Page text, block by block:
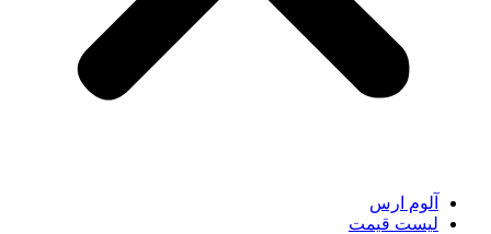
آلوم ارس
لیست قیمت